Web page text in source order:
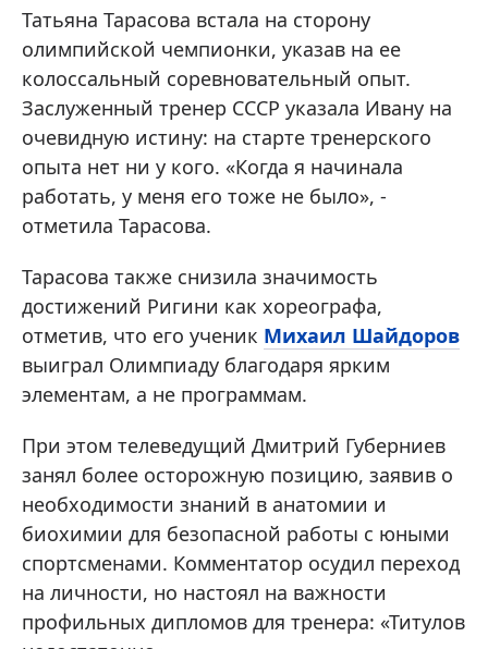
Татьяна Тарасова встала на сторону
олимпийской чемпионки, указав на ее
колоссальный соревновательный опыт.
Заслуженный тренер СССР указала Ивану на
очевидную истину: на старте тренерского
опыта нет ни у кого. «Когда я начинала
работать, у меня его тоже не было», -
отметила Тарасова.
Тарасова также снизила значимость
достижений Ригини как хореографа,
отметив, что его ученик Михаил Шайдоров
выиграл Олимпиаду благодаря ярким
элементам, а не программам.
При этом телеведущий Дмитрий Губерниев
занял более осторожную позицию, заявив о
необходимости знаний в анатомии и
биохимии для безопасной работы с юными
спортсменами. Комментатор осудил переход
на личности, но настоял на важности
профильных дипломов для тренера: «Титулов